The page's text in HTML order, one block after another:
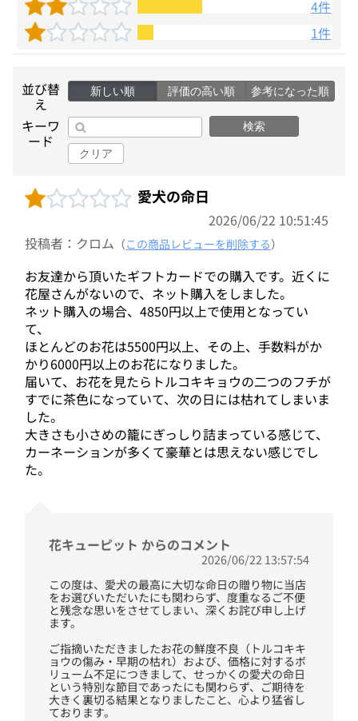
4件
1件
並び替
え
新しい順 評価の高い順 参考になった順
キーワ
ード
検索
クリア
愛犬の命日
2026/06/22 10:51:45
投稿者：クロム （この商品レビューを削除する）
お友達から頂いたギフトカードでの購入です。近くに
花屋さんがないので、ネット購入をしました。
ネット購入の場合、4850円以上で使用となってい
て、
ほとんどのお花は5500円以上、その上、手数料がか
かり6000円以上のお花になりました。
届いて、お花を見たらトルコキキョウの二つのフチが
すでに茶色になっていて、次の日には枯れてしまいま
した。
大きさも小さめの籠にぎっしり詰まっている感じて、
カーネーションが多くて豪華とは思えない感じでし
た。
花キューピット からのコメント
2026/06/22 13:57:54
この度は、愛犬の最高に大切な命日の贈り物に当店
をお選びいただいたにも関わらず、度重なるご不便
と残念な思いをさせてしまい、深くお詫び申し上げ
ます。
ご指摘いただきましたお花の鮮度不良（トルコキキ
ョウの傷み・早期の枯れ）および、価格に対するボ
リューム不足につきまして、せっかくの愛犬の命日
という特別な節目であったにも関わらず、ご期待を
大きく裏切る結果となりましたこと、心より猛省し
ております。